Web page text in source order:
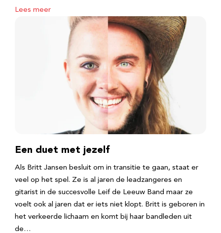
Lees meer
Een duet met jezelf
Als Britt Jansen besluit om in transitie te gaan, staat er
veel op het spel. Ze is al jaren de leadzangeres en
gitarist in de succesvolle Leif de Leeuw Band maar ze
voelt ook al jaren dat er iets niet klopt. Britt is geboren in
het verkeerde lichaam en komt bij haar bandleden uit
de…